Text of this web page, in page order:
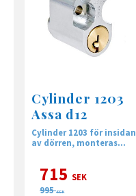
Cylinder 1203
Assa d12
Cylinder 1203 för insidan
av dörren, monteras
täckbricka.
715 SEK
995 SEK